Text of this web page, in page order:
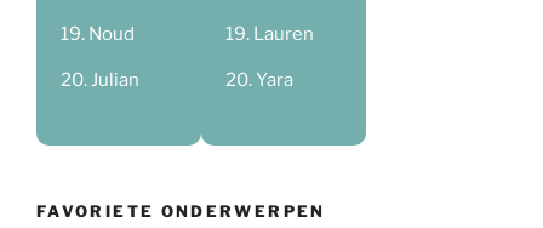
Noud
Julian
Lauren
Yara
FAVORIETE ONDERWERPEN